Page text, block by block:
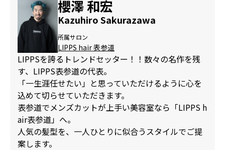
櫻澤 和宏
Kazuhiro Sakurazawa
所属サロン
LIPPS hair 表参道
LIPPSを誇るトレンドセッター！！数々の名作を残
す、LIPPS表参道の代表。
「一生涯任せたい」と思っていただけるように心を
込めて切らせていただきます。
表参道でメンズカットが上手い美容室なら「LIPPS h
air表参道」へ。
人気の髪型を、一人ひとりに似合うスタイルでご提
案します。